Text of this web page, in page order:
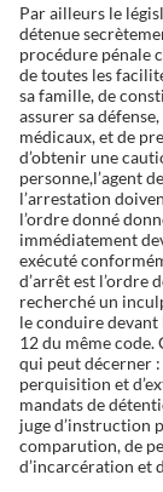
Par ailleurs le
détenue
procédure pénale
de toutes les
sa famille, de
assurer sa
médicaux, et de
d’obtenir une
personne,l’agent
l’arrestation
l’ordre donné
immédiatement
exécuté
d’arrêt est l’ordre
recherché un
le conduire devant
12 du même
qui peut décerner :
perquisition et
mandats de
juge d’instruction
comparution, de
d’incarcération et